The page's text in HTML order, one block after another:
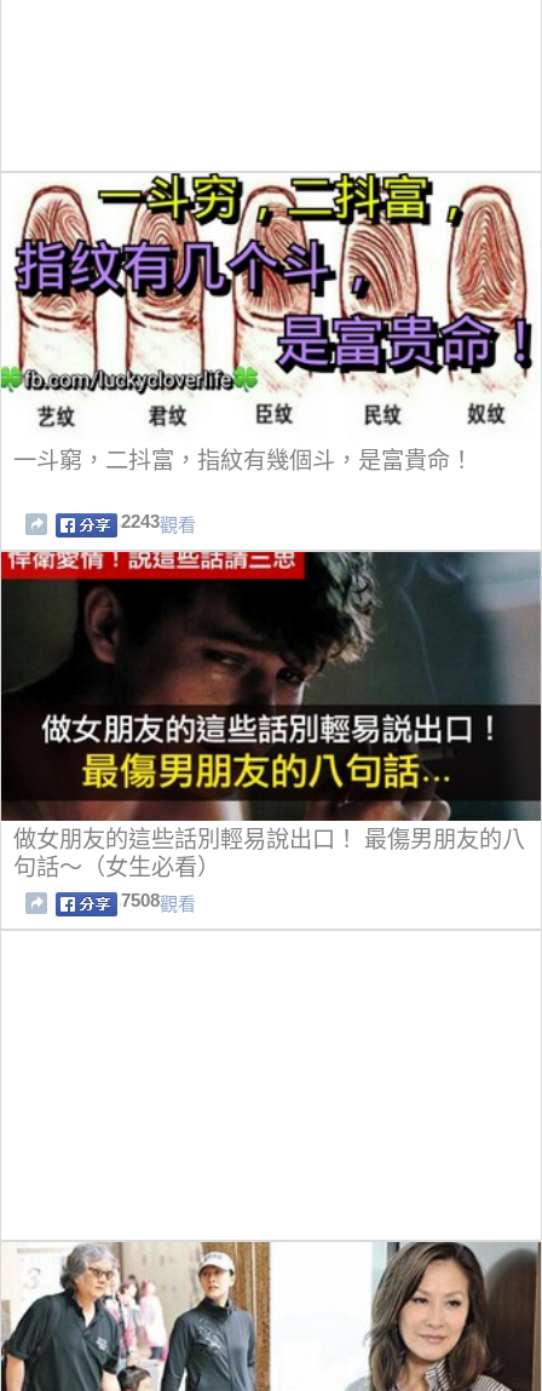
一斗窮，二抖富，指紋有幾個斗，是富貴命！
2243觀看
做女朋友的這些話別輕易說出口！ 最傷男朋友的八
句話～（女生必看）
7508觀看